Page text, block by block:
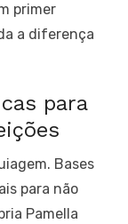
primer
a diferença
para
Bases
para não
Pamella